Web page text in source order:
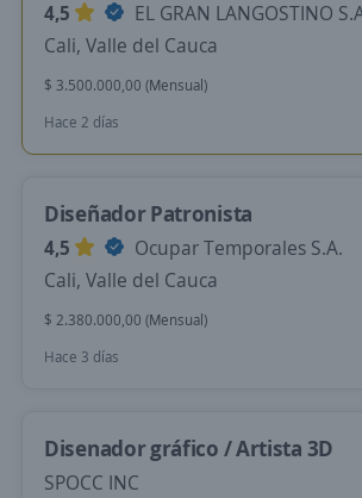
4,5
EL GRAN LANGOSTINO
Cali, Valle del Cauca
$ 3.500.000,00 (Mensual)
Hace 2 días
Diseñador Patronista
4,5
Ocupar Temporales S.A.
Cali, Valle del Cauca
$ 2.380.000,00 (Mensual)
Hace 3 días
Disenador gráfico / Artista 3D
SPOCC INC